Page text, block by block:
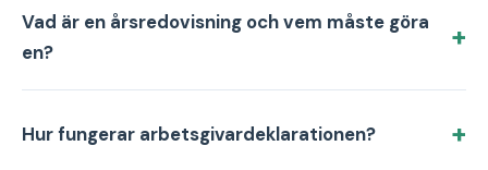
Vad är en årsredovisning och vem måste göra
en?
Hur fungerar arbetsgivardeklarationen?